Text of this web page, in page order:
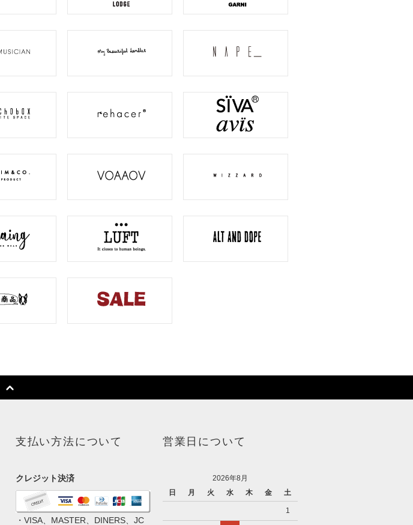
支払い方法について
クレジット決済
・VISA、MASTER、DINERS、JC
営業日について
2026年8月
日
月 火 水 木 金 土
1